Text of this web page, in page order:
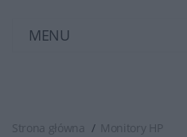
MENU
Strona główna Monitory HP